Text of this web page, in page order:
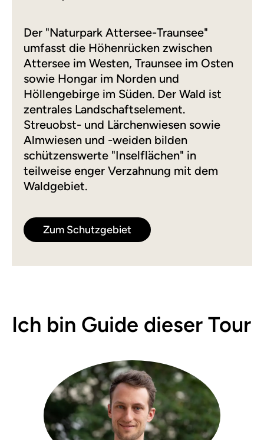
Der "Naturpark Attersee-Traunsee"
umfasst die Höhenrücken zwischen
Attersee im Westen, Traunsee im Osten
sowie Hongar im Norden und
Höllengebirge im Süden. Der Wald ist
zentrales Landschaftselement.
Streuobst- und Lärchenwiesen sowie
Almwiesen und -weiden bilden
schützenswerte "Inselflächen" in
teilweise enger Verzahnung mit dem
Waldgebiet.
Zum Schutzgebiet
Ich bin Guide dieser Tour